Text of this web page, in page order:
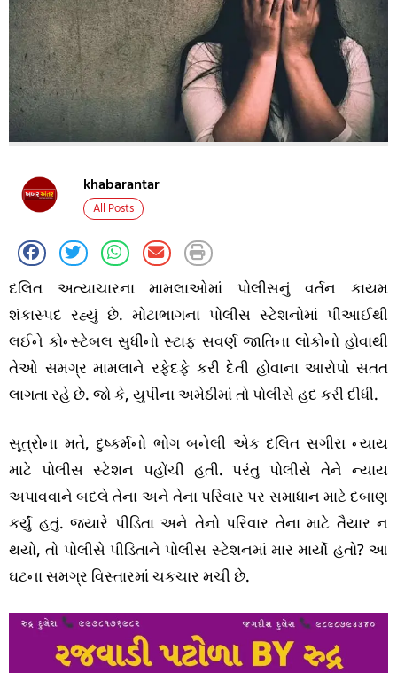
khabarantar
All Posts
દલિત અત્યાચારના મામલાઓમાં પોલીસનું વર્તન કાયમ
શંકાસ્પદ રહ્યું છે. મોટાભાગના પોલીસ સ્ટેશનોમાં પીઆઈથી
લઈને કોન્સ્ટેબલ સુધીનો સ્ટાફ સવર્ણ જાતિના લોકોનો હોવાથી
તેઓ સમગ્ર મામલાને રફેદફે કરી દેતી હોવાના આરોપો સતત
લાગતા રહે છે. જો કે, યુપીના અમેઠીમાં તો પોલીસે હદ કરી દીધી.
સૂત્રોના મતે, દુષ્કર્મનો ભોગ બનેલી એક દલિત સગીરા ન્યાય
માટે પોલીસ સ્ટેશન પહોંચી હતી. પરંતુ પોલીસે તેને ન્યાય
અપાવવાને બદલે તેના અને તેના પરિવાર પર સમાધાન માટે દબાણ
કર્યું હતું. જ્યારે પીડિતા અને તેનો પરિવાર તેના માટે તૈયાર ન
થયો, તો પોલીસે પીડિતાને પોલીસ સ્ટેશનમાં માર માર્યો હતો? આ
ઘટના સમગ્ર વિસ્તારમાં ચકચાર મચી છે.